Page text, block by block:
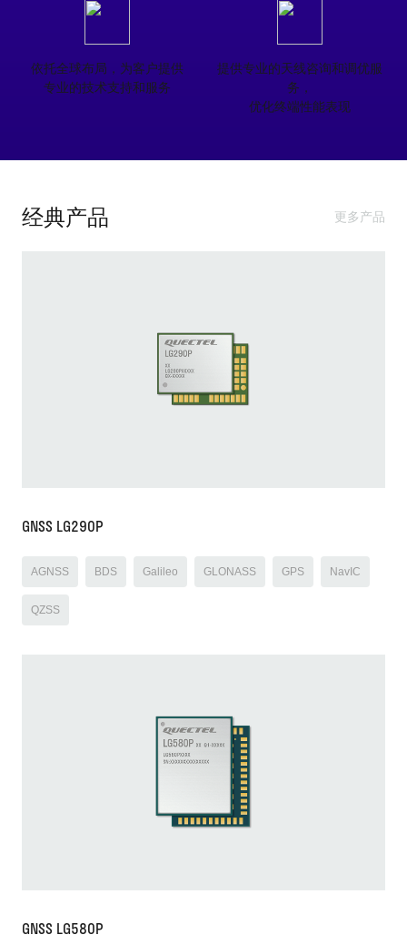
依托全球布局，为客户提供
专业的技术支持和服务
提供专业的天线咨询和调优服
务，
优化终端性能表现
经典产品 更多产品
GNSS LG290P
AGNSS BDS Galileo GLONASS GPS NavIC
QZSS
GNSS LG580P